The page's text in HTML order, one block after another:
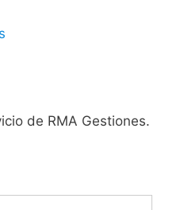
de RMA Gestiones.